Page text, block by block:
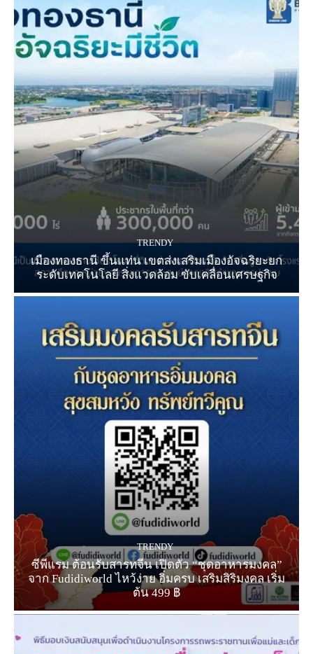
TRENDY
เมืองทองธานี ขึ้นแท่น เขตส่งเสริมเมืองอัจฉริยะยก
ระดับเทคโนโลยี สิ่งแวดล้อม ขับเคลื่อนเศรษฐกิจ
TRENDY
ซีพีแรม ต้อนรับสารทจีน เปิดตัว “ชุดอาหารมงคล”
จาก Fudidiworld ไหว้ง่าย อิ่มครบ เสริมสิริมงคล เริ่ม
ต้น 499 ฿